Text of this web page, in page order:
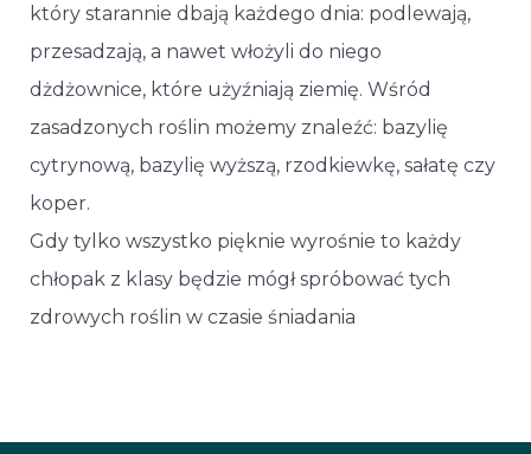
który starannie dbają każdego dnia: podlewają,
przesadzają, a nawet włożyli do niego
dżdżownice, które użyźniają ziemię. Wśród
zasadzonych roślin możemy znaleźć: bazylię
cytrynową, bazylię wyższą, rzodkiewkę, sałatę czy
koper.
Gdy tylko wszystko pięknie wyrośnie to każdy
chłopak z klasy będzie mógł spróbować tych
zdrowych roślin w czasie śniadania